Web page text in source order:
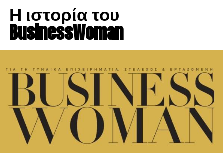
Η ιστορία του
BusinessWoman